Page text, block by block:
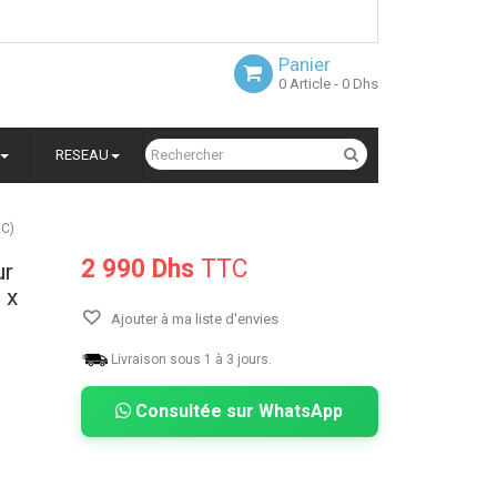
Panier
0 Article - 0 Dhs
RESEAU
x
2 990 Dhs TTC
Ajouter à ma liste d'envies
Livraison sous 1 à 3 jours.
Consultée sur WhatsApp